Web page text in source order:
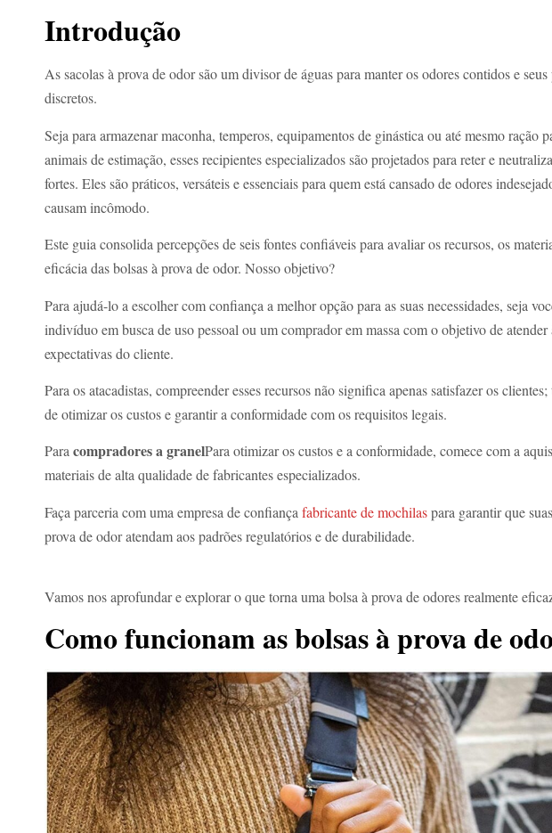
Introdução
As sacolas à prova de odor são um divisor de águas para manter os odores contidos e seus
discretos.
Seja para armazenar maconha, temperos, equipamentos de ginástica ou até mesmo ração
animais de estimação, esses recipientes especializados são projetados para reter e
fortes. Eles são práticos, versáteis e essenciais para quem está cansado de odores
causam incômodo.
Este guia consolida percepções de seis fontes confiáveis para avaliar os recursos, os
eficácia das bolsas à prova de odor. Nosso objetivo?
Para ajudá-lo a escolher com confiança a melhor opção para as suas necessidades, seja
indivíduo em busca de uso pessoal ou um comprador em massa com o objetivo de atender
expectativas do cliente.
Para os atacadistas, compreender esses recursos não significa apenas satisfazer os clientes;
de otimizar os custos e garantir a conformidade com os requisitos legais.
Paracompradores a granelPara otimizar os custos e a conformidade, comece com a
materiais de alta qualidade de fabricantes especializados.
Faça parceria com uma empresa de confiança fabricante de mochilaspara garantir que
prova de odor atendam aos padrões regulatórios e de durabilidade.
Vamos nos aprofundar e explorar o que torna uma bolsa à prova de odores realmente
Como funcionam as bolsas à prova de